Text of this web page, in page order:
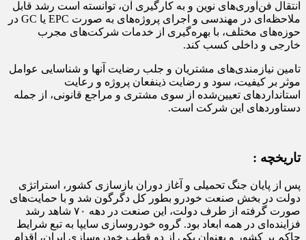
انتقال فن‌آوری‌های نوین و به کارگیری آن، توانسته است رشد قابل
ملاحظه‌ای در مهندسی و اجرای پروژه‌های به صورت EPC یا GC در
حوزه‌های مختلف، با بهره‌گیری از خدمات شرکت‌های مجرب
خارجی و داخلی کسب کند.
تامین نیازمندی‌های مشتریان و جلب رضایت آنها و شناسایی عوامل
موثر بر کیفیت، سود و رضایت ذینفعان پروژه و رعایت
استانداردهای تعیین‌شده از سوی مشتری و مراجع قانونی، از جمله
دستاوردهای این شرکت است.
تاریخچه :
پس از پایان جنگ تحمیلی و آغاز دوران بازسازی کشور، استراتژی
دولت در بخش صنعت خودرو بطور کل دگرگون شد و با حمایت‌های
صورت گرفته از طرف دولت، این صنعت در دهه ۷۰ شاهد رشد
فزاینده‌ای در همه ابعاد بود. گروه خودروسازی سایپا به تبع شرایط
حاکم بر کشور و بعنوان یکی از دو قطب خودروسازی ایران، اقدام